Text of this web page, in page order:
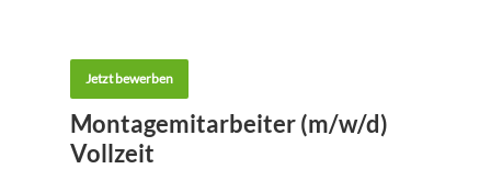
Jetzt bewerben
Montagemitarbeiter (m/w/d)
Vollzeit